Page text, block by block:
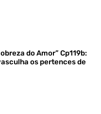
do Amor” Cp119b:
os pertences de